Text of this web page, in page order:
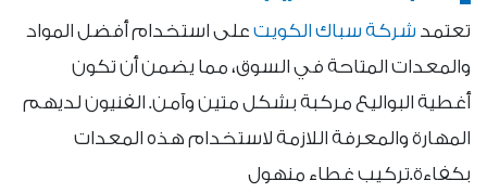
تعتمد شركة سباك الكويت على استخدام أفضل المواد
والمعدات المتاحة في السوق، مما يضمن أن تكون
أغطية البواليع مركبة بشكل متين وآمن. الفنيون لديهم
المهارة والمعرفة اللازمة لاستخدام هذه المعدات
بكفاءة.تركيب غطاء منهول